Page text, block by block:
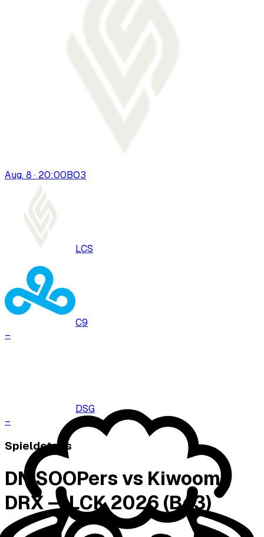
Aug. 8 · 20:00BO3
LCS
C9
–
DSG
–
Spieldetails
DN SOOPers vs Kiwoom
DRX — LCK 2026 (Bo3)